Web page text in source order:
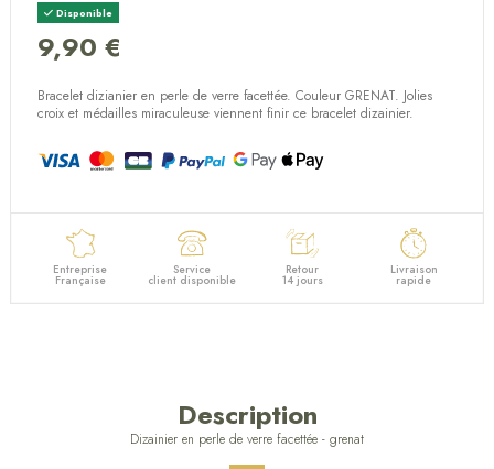
(2 avis)
Disponible
9,90 €
Bracelet dizianier en perle de verre facettée. Couleur GRENAT. Jolies
croix et médailles miraculeuse viennent finir ce bracelet dizainier.
Entreprise
Française
Service
client disponible
Retour
14 jours
Livraison
rapide
Description
Dizainier en perle de verre facettée - grenat